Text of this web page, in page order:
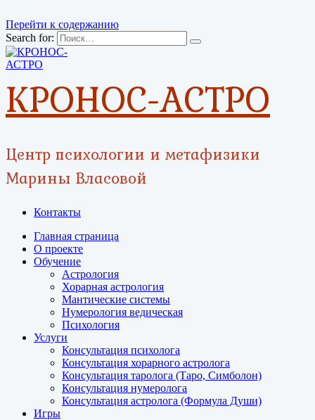
Перейти к содержанию
Search for:
КРОНОС-АСТРО
Центр психологии и метафизики
Марины Власовой
Контакты
Главная страница
О проекте
Обучение
Астрология
Хорарная астрология
Мантические системы
Нумерология ведическая
Психология
Услуги
Консультация психолога
Консультация хорарного астролога
Консультация таролога (Таро, Симболон)
Консультация нумеролога
Консультация астролога (Формула Души)
Игры